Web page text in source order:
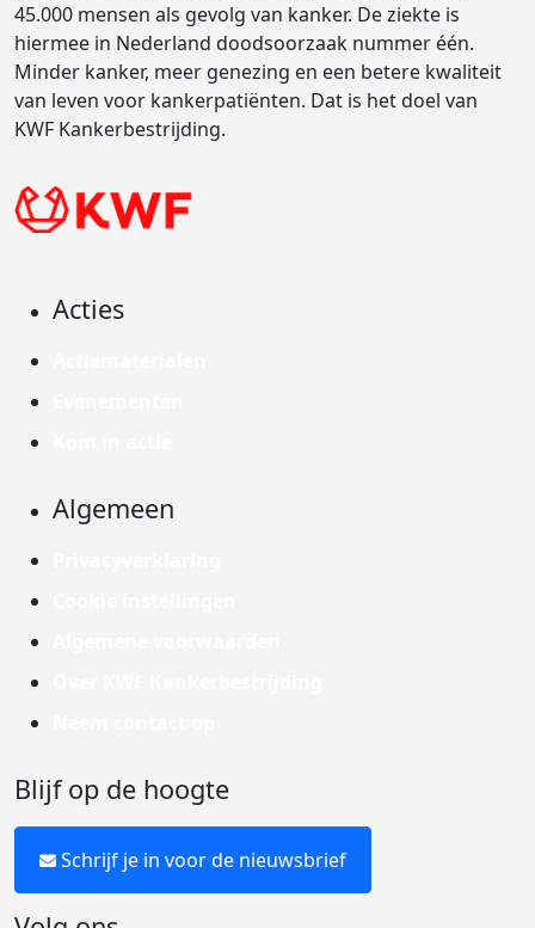
45.000 mensen als gevolg van kanker. De ziekte is
hiermee in Nederland doodsoorzaak nummer één.
Minder kanker, meer genezing en een betere kwaliteit
van leven voor kankerpatiënten. Dat is het doel van
KWF Kankerbestrijding.
Acties
Algemeen
Blijf op de hoogte
Schrijf je in voor de nieuwsbrief